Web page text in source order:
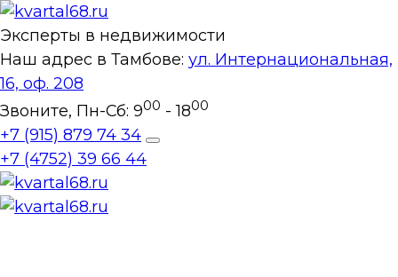
Эксперты в недвижимости
Наш адрес в Тамбове: ул. Интернациональная,
16, оф. 208
Звоните, Пн-Сб: 900 - 1800
+7 (915) 879 74 34
Toggle
+7 (4752) 39 66 44